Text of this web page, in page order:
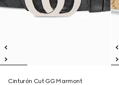
Cinturón Cut GG Marmont